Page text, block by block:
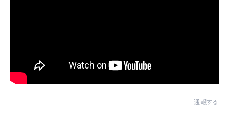
通報する